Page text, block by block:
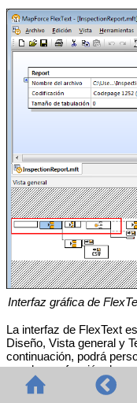
Interfaz gráfica de
La interfaz de FlexText
Diseño, Vista general y
continuación, podrá
paneles en función de